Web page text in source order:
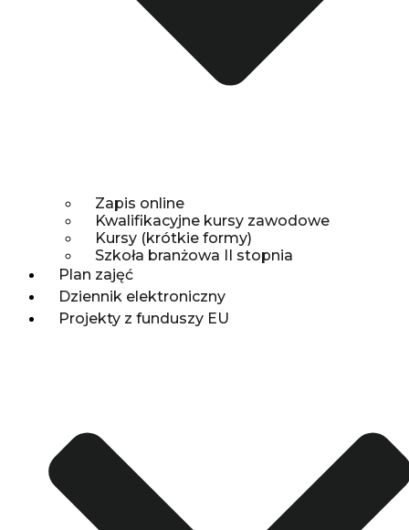
Zapis online
Kwalifikacyjne kursy zawodowe
Kursy (krótkie formy)
Szkoła branżowa II stopnia
Plan zajęć
Dziennik elektroniczny
Projekty z funduszy EU